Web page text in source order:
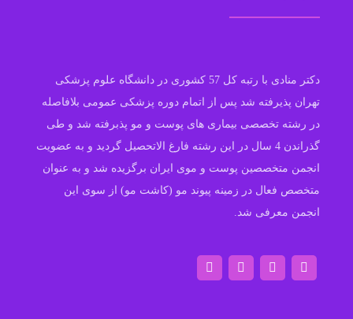
دکتر منادی با رتبه کل 57 کشوری در دانشگاه علوم پزشکی
تهران پذیرفته شد پس از اتمام دوره پزشکی عمومی بلافاصله
در رشته تخصصی بیماری های پوست و مو پذبرفته شد و طی
گذراندن 4 سال در این رشته فارغ الاتحصیل گردید و به عضویت
انجمن متخصصین پوست و موی ایران برگزیده شد و به عنوان
متخصص فعال در زمینه پیوند مو (کاشت مو) از سوی این
انجمن معرفی شد.